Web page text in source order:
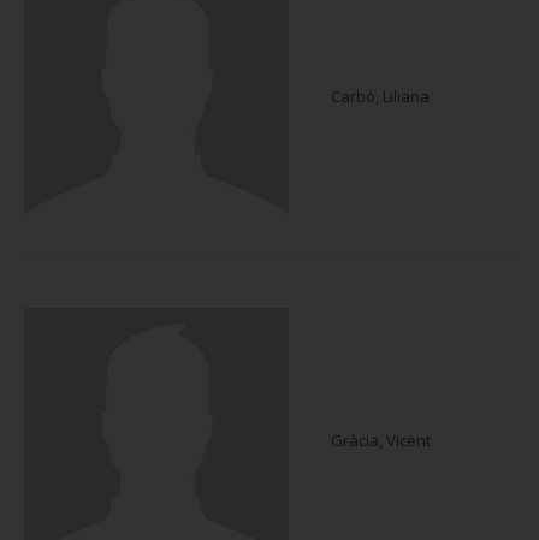
Carbó, Liliana
Gràcia, Vicent